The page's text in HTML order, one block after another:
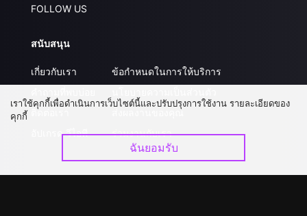
FOLLOW US
สนับสนุน
เกี่ยวกับเรา
ติดต่อเรา
อัปเกรด วีไอพี
ข้อกำหนดในการให้บริการ
ส่งผลงานของคุณ
ร่วมงานกับเรา
เราใช้คุกกี้เพื่อดำเนินการเว็บไซต์นี้และปรับปรุงการใช้งาน รายละเอียดของ
คุกกี้
ฉันยอมรับ